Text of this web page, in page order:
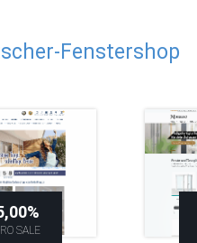
Fenstershop
SALE